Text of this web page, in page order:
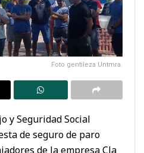
Foto gentileza Untmra.
y Seguridad Social
de seguro de paro
de la empresaCla